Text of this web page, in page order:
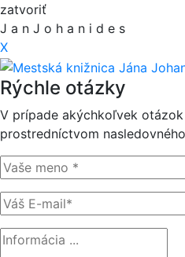
zatvoriť
J a n J o h a n i d e s
X
Rýchle otázky
V prípade akýchkoľvek
prostredníctvom